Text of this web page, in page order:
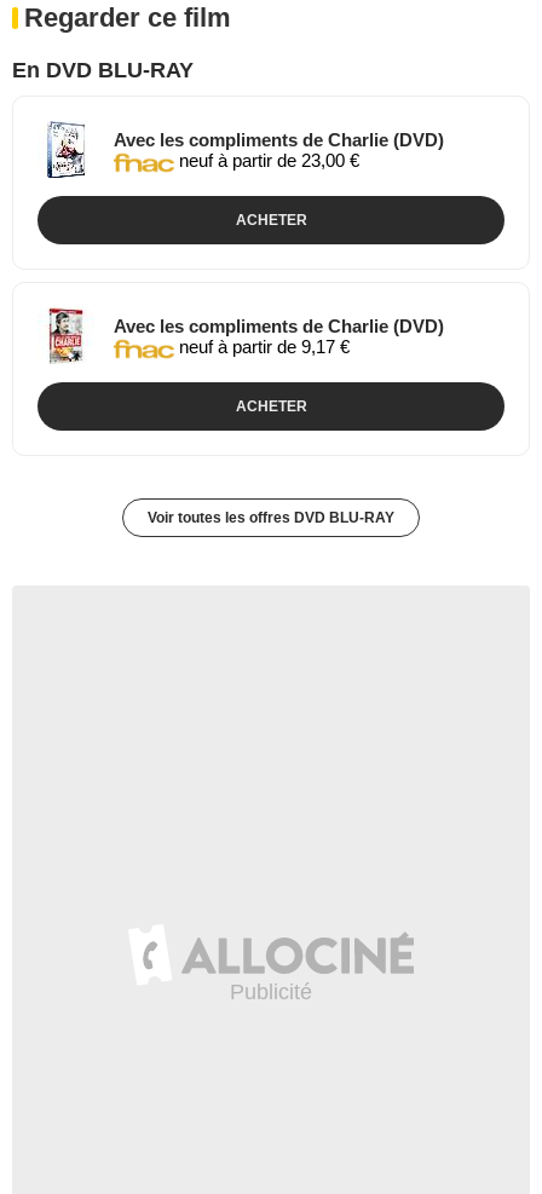
Regarder ce film
En DVD BLU-RAY
Avec les compliments de Charlie (DVD)
neuf à partir de 23,00 €
ACHETER
Avec les compliments de Charlie (DVD)
neuf à partir de 9,17 €
ACHETER
Voir toutes les offres DVD BLU-RAY